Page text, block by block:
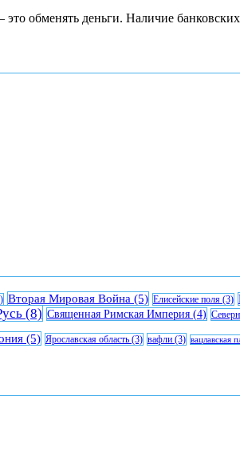
обменять деньги. Наличие
Вторая Мировая Война (5) Елисейские поля (3)
(8) Священная Римская Империя (4)
(5) Ярославская область (3) вафли (3) вацлавская